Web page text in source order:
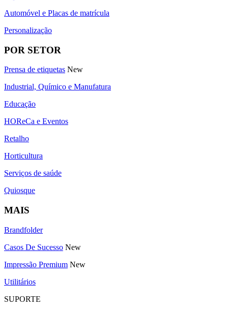
Automóvel e Placas de matrícula
Personalização
POR SETOR
Prensa de etiquetas New
Industrial, Químico e Manufatura
Educação
HOReCa e Eventos
Retalho
Horticultura
Serviços de saúde
Quiosque
MAIS
Brandfolder
Casos De Sucesso New
Impressão Premium New
Utilitários
SUPORTE